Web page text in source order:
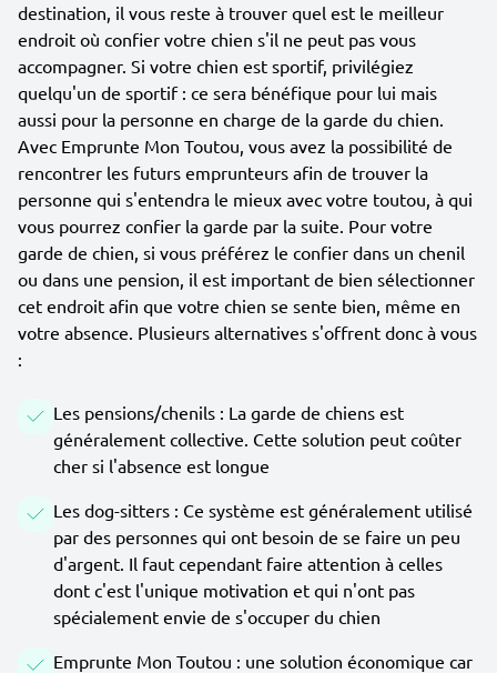
destination, il vous reste à trouver quel est le meilleur
endroit où confier votre chien s'il ne peut pas vous
accompagner. Si votre chien est sportif, privilégiez
quelqu'un de sportif : ce sera bénéfique pour lui mais
aussi pour la personne en charge de la garde du chien.
Avec Emprunte Mon Toutou, vous avez la possibilité de
rencontrer les futurs emprunteurs afin de trouver la
personne qui s'entendra le mieux avec votre toutou, à qui
vous pourrez confier la garde par la suite. Pour votre
garde de chien, si vous préférez le confier dans un chenil
ou dans une pension, il est important de bien sélectionner
cet endroit afin que votre chien se sente bien, même en
votre absence. Plusieurs alternatives s'offrent donc à vous
:
Les pensions/chenils : La garde de chiens est
généralement collective. Cette solution peut coûter
cher si l'absence est longue
Les dog-sitters : Ce système est généralement utilisé
par des personnes qui ont besoin de se faire un peu
d'argent. Il faut cependant faire attention à celles
dont c'est l'unique motivation et qui n'ont pas
spécialement envie de s'occuper du chien
Emprunte Mon Toutou : une solution économique car